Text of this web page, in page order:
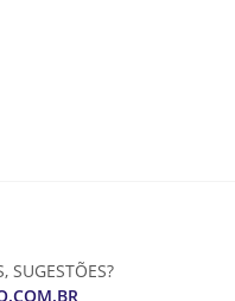
SUGESTÕES?